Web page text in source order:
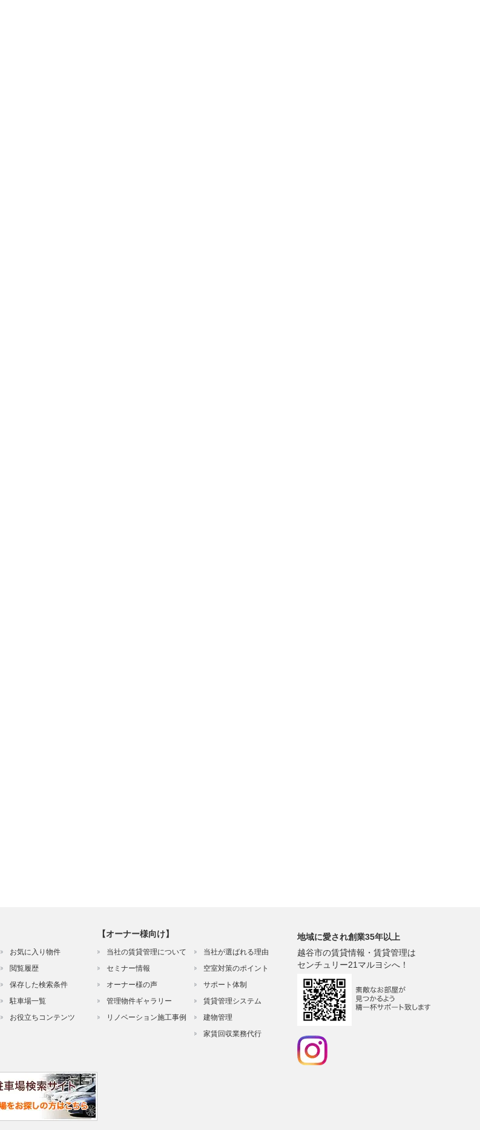
お気に入り物件
閲覧履歴
保存した検索条件
駐車場一覧
お役立ちコンテンツ
【オーナー様向け】
当社の賃貸管理について
セミナー情報
オーナー様の声
管理物件ギャラリー
リノベーション施工事例
当社が選ばれる理由
空室対策のポイント
サポート体制
賃貸管理システム
建物管理
家賃回収業務代行
地域に愛され創業35年以上
越谷市の賃貸情報・賃貸管理は
センチュリー21マルヨシへ！